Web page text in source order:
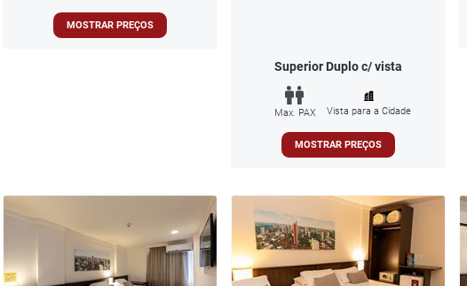
MOSTRAR PREÇOS
Superior Duplo c/ vista
Max. PAX Vista para a Cidade
MOSTRAR PREÇOS